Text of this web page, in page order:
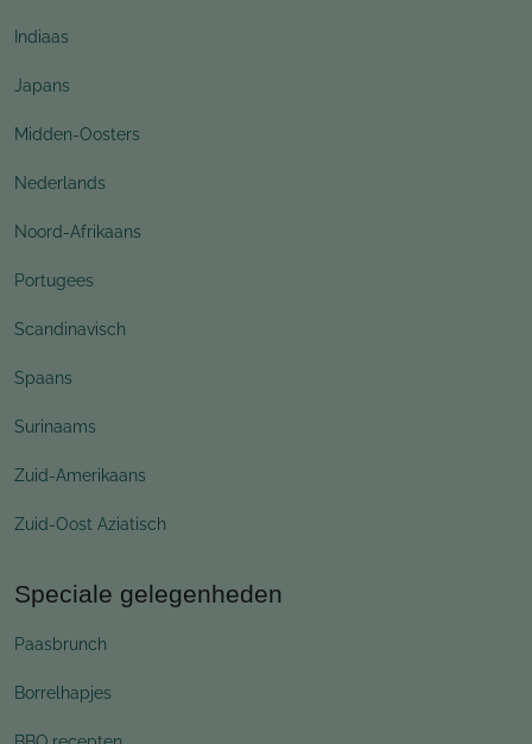
Indiaas
Japans
Midden-Oosters
Nederlands
Noord-Afrikaans
Portugees
Scandinavisch
Spaans
Surinaams
Zuid-Amerikaans
Zuid-Oost Aziatisch
Speciale gelegenheden
Paasbrunch
Borrelhapjes